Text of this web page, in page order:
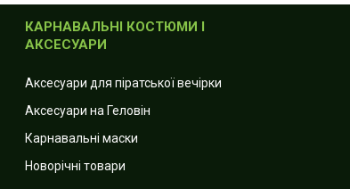
КАРНАВАЛЬНІ КОСТЮМИ І
АКСЕСУАРИ
Аксесуари для піратської вечірки
Аксесуари на Геловін
Карнавальні маски
Новорічні товари